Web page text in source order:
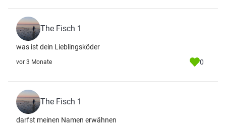
The Fisch 1
was ist dein Lieblingsköder
vor 3 Monate 0
The Fisch 1
darfst meinen Namen erwähnen